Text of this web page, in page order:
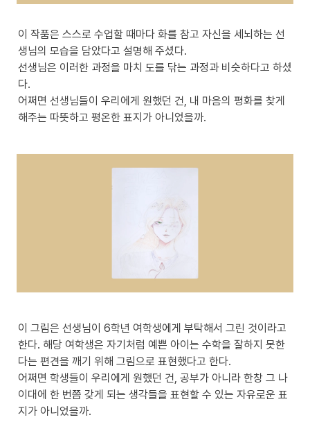
이 작품은 스스로 수업할 때마다 화를 참고 자신을 세뇌하는 선
생님의 모습을 담았다고 설명해 주셨다.
선생님은 이러한 과정을 마치 도를 닦는 과정과 비슷하다고 하셨
다.
어쩌면 선생님들이 우리에게 원했던 건, 내 마음의 평화를 찾게
해주는 따뜻하고 평온한 표지가 아니었을까.
이 그림은 선생님이 6학년 여학생에게 부탁해서 그린 것이라고
한다. 해당 여학생은 자기처럼 예쁜 아이는 수학을 잘하지 못한
다는 편견을 깨기 위해 그림으로 표현했다고 한다.
어쩌면 학생들이 우리에게 원했던 건, 공부가 아니라 한창 그 나
이대에 한 번쯤 갖게 되는 생각들을 표현할 수 있는 자유로운 표
지가 아니었을까.